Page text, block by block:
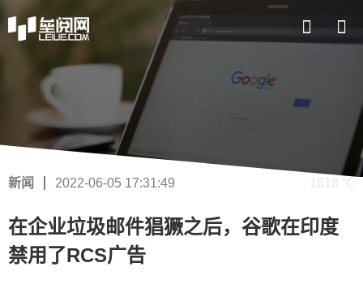
新闻 2022-06-05 17:31:49 1618 ℃
在企业垃圾邮件猖獗之后，谷歌在印度
禁用了RCS广告